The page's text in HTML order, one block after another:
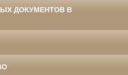
ДОКУМЕНТОВ В